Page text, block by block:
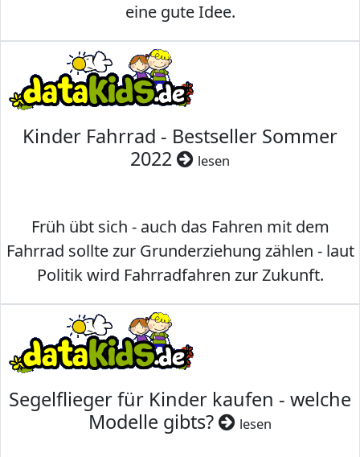
eine gute Idee.
Kinder Fahrrad - Bestseller Sommer
2022
lesen
Früh übt sich - auch das Fahren mit dem
Fahrrad sollte zur Grunderziehung zählen - laut
Politik wird Fahrradfahren zur Zukunft.
Segelflieger für Kinder kaufen - welche
Modelle gibts?
lesen